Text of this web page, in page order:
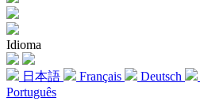
Idioma
日本語 Français Deutsch
Português